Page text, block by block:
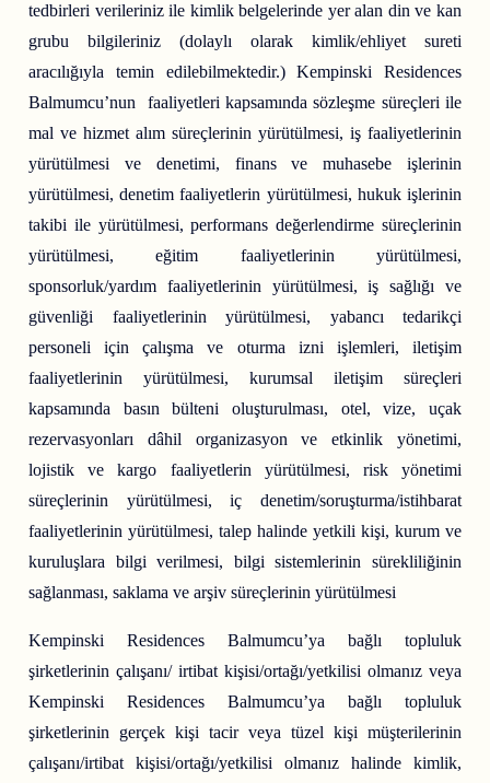
tedbirleri verileriniz ile kimlik belgelerinde yer alan din ve kan
grubu bilgileriniz (dolaylı olarak kimlik/ehliyet sureti
aracılığıyla temin edilebilmektedir.) Kempinski Residences
Balmumcu’nun faaliyetleri kapsamında sözleşme süreçleri ile
mal ve hizmet alım süreçlerinin yürütülmesi, iş faaliyetlerinin
yürütülmesi ve denetimi, finans ve muhasebe işlerinin
yürütülmesi, denetim faaliyetlerin yürütülmesi, hukuk işlerinin
takibi ile yürütülmesi, performans değerlendirme süreçlerinin
yürütülmesi, eğitim faaliyetlerinin yürütülmesi,
sponsorluk/yardım faaliyetlerinin yürütülmesi, iş sağlığı ve
güvenliği faaliyetlerinin yürütülmesi, yabancı tedarikçi
personeli için çalışma ve oturma izni işlemleri, iletişim
faaliyetlerinin yürütülmesi, kurumsal iletişim süreçleri
kapsamında basın bülteni oluşturulması, otel, vize, uçak
rezervasyonları dâhil organizasyon ve etkinlik yönetimi,
lojistik ve kargo faaliyetlerin yürütülmesi, risk yönetimi
süreçlerinin yürütülmesi, iç denetim/soruşturma/istihbarat
faaliyetlerinin yürütülmesi, talep halinde yetkili kişi, kurum ve
kuruluşlara bilgi verilmesi, bilgi sistemlerinin sürekliliğinin
sağlanması, saklama ve arşiv süreçlerinin yürütülmesi
Kempinski Residences Balmumcu’ya bağlı topluluk
şirketlerinin çalışanı/ irtibat kişisi/ortağı/yetkilisi olmanız veya
Kempinski Residences Balmumcu’ya bağlı topluluk
şirketlerinin gerçek kişi tacir veya tüzel kişi müşterilerinin
çalışanı/irtibat kişisi/ortağı/yetkilisi olmanız halinde kimlik,